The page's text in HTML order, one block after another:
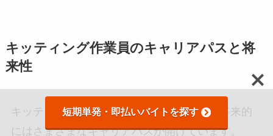
キッティング作業員のキャリアパスと将
来性
キッティング作業員として働き始めると、将来的
にはさまざまなキャリアパスが開けています。
短期単発・即払いバイトを探す